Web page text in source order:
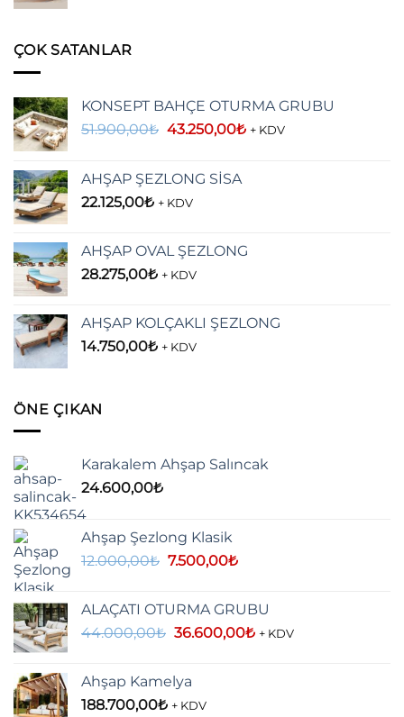
ÇOK SATANLAR
KONSEPT BAHÇE OTURMA GRUBU
51.900,00₺ Orijinal
43.250,00₺Şu
+ KDV
AHŞAP ŞEZLONG SİSA
22.125,00₺ + KDV
AHŞAP OVAL ŞEZLONG
28.275,00₺ + KDV
AHŞAP KOLÇAKLI ŞEZLONG
14.750,00₺ + KDV
ÖNE ÇIKAN
Karakalem Ahşap Salıncak
24.600,00₺
Ahşap Şezlong Klasik
12.000,00₺ Orijinal
7.500,00₺Şu
7.500,00₺.
ALAÇATI OTURMA GRUBU
44.000,00₺ Orijinal
36.600,00₺Şu
+ KDV
Ahşap Kamelya
188.700,00₺ + KDV